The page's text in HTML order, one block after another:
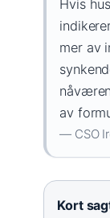
Hvis
mer av
av
— CSO
Kort